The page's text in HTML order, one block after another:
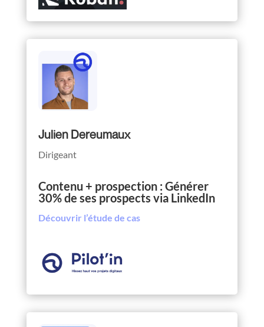
Julien Dereumaux
Dirigeant
Contenu + prospection : Générer
30% de ses prospects via LinkedIn
Découvrir l’étude de cas